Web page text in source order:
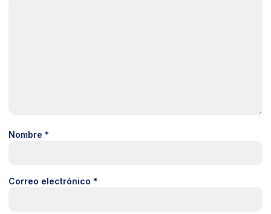
Nombre *
Correo electrónico *